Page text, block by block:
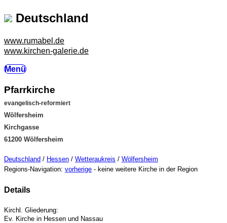
Deutschland
www.rumabel.de
www.kirchen-galerie.de
Menü
Pfarrkirche
evangelisch-reformiert
Wölfersheim
Kirchgasse
61200 Wölfersheim
Deutschland / Hessen / Wetteraukreis / Wölfersheim
Regions-Navigation: vorherige - keine weitere Kirche in der Region
Details
Kirchl. Gliederung:
Ev. Kirche in Hessen und Nassau